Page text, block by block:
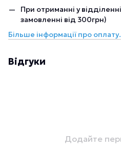
При отриманні у
замовленні від 300грн)
Більше інформації про оплату.
Відгуки
Додайте